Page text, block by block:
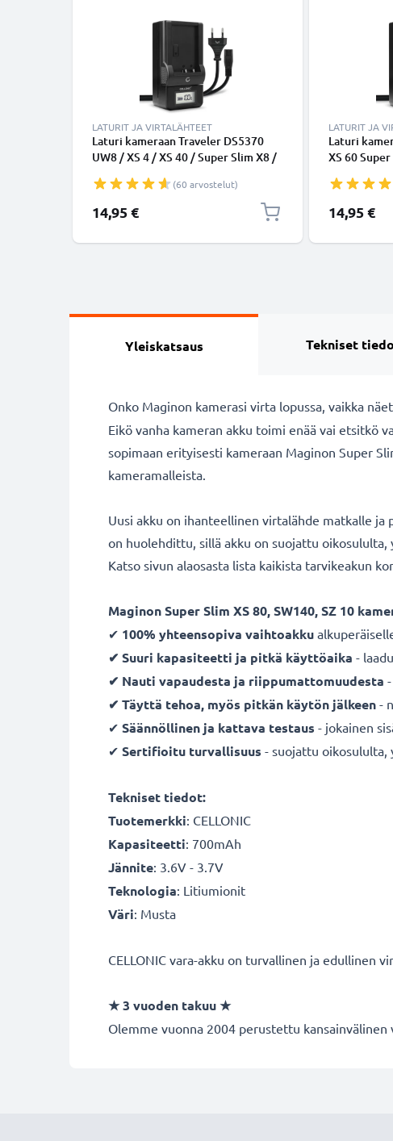
LATURIT JA VIRTALÄHTEET
Laturi kameraan Traveler DS5370
UW8 / XS 4 / XS 40 / Super Slim X8 /
tarvikelaturi
(60 arvostelut)
14,95 €
LATURIT JA
Laturi
XS 60
kameran
14,95 €
Yleiskatsaus Tekniset
Onko Maginon kamerasi virta lopussa, vaikka
Eikö vanha kameran akku toimi enää vai etsitkö
sopimaan erityisesti kameraan Maginon Super
kameramalleista.
Uusi akku on ihanteellinen virtalähde matkalle ja
on huolehdittu, sillä akku on suojattu
Katso sivun alaosasta lista kaikista tarvikeakun
Maginon Super Slim XS 80, SW140, SZ 10
✔ 100% yhteensopiva vaihtoakku
✔ Suuri kapasiteetti ja pitkä käyttöaika -
✔ Nauti vapaudesta ja riippumattomuudesta
✔ Täyttä tehoa, myös pitkän käytön jälkeen -
✔ Säännöllinen ja kattava testaus - jokainen
✔ Sertifioitu turvallisuus - suojattu
Tekniset tiedot:
Tuotemerkki: CELLONIC
Kapasiteetti: 700mAh
Jännite: 3.6V - 3.7V
Teknologia: Litiumionit
Väri: Musta
CELLONIC vara-akku on turvallinen ja edullinen
★3 vuoden takuu★
Olemme vuonna 2004 perustettu